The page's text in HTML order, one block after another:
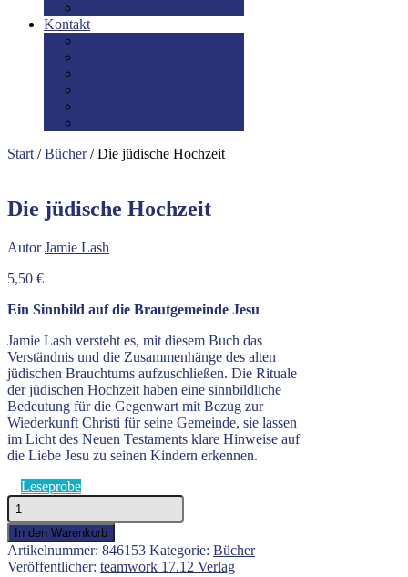
Kontakt
Start /Bücher/ Die jüdische Hochzeit
Die jüdische Hochzeit
AutorJamie Lash
5,50 €
Ein Sinnbild auf die Brautgemeinde Jesu
Jamie Lash versteht es, mit diesem Buch das
Verständnis und die Zusammenhänge des alten
jüdischen Brauchtums aufzuschließen. Die Rituale
der jüdischen Hochzeit haben eine sinnbildliche
Bedeutung für die Gegenwart mit Bezug zur
Wiederkunft Christi für seine Gemeinde, sie lassen
im Licht des Neuen Testaments klare Hinweise auf
die Liebe Jesu zu seinen Kindern erkennen.
Leseprobe
Die
jüdische
Hochzeit
Menge
In den Warenkorb
Artikelnummer: 846153 Kategorie: Bücher
Veröffentlicher: teamwork 17.12 Verlag